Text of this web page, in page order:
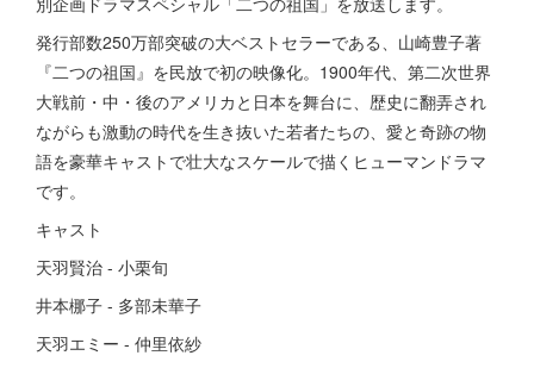
発行部数250万部突破の大ベストセラーである、山崎豊子著
『二つの祖国』を民放で初の映像化。1900年代、第二次世界
大戦前・中・後のアメリカと日本を舞台に、歴史に翻弄され
ながらも激動の時代を生き抜いた若者たちの、愛と奇跡の物
語を豪華キャストで壮大なスケールで描くヒューマンドラマ
です。
キャスト
天羽賢治 - 小栗旬
井本梛子 - 多部未華子
天羽エミー - 仲里依紗